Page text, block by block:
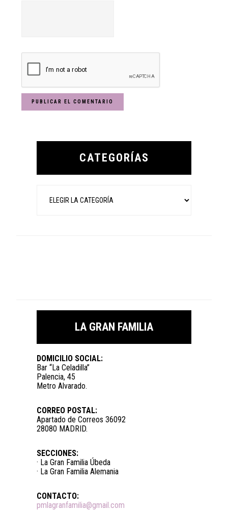
Primary
CATEGORÍAS
LA GRAN FAMILIA
DOMICILIO SOCIAL:
Bar “La Celadilla”
Palencia, 45
Metro Alvarado.
CORREO POSTAL:
Apartado de Correos 36092
28080 MADRID.
SECCIONES:
· La Gran Familia Úbeda
· La Gran Familia Alemania
CONTACTO:
pmlagranfamilia@gmail.com